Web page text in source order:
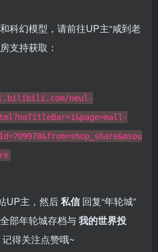
科幻模型，请前往UP主“咸到老
支持获取：
neul-
UP主，然后私信 回复“年轮城”
部年轮城存档与我的世界投
得关注点赞哦~